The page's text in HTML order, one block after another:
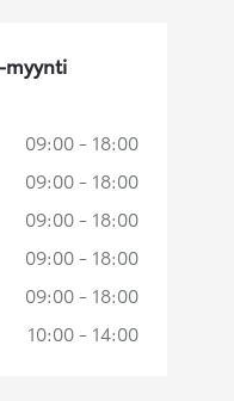
myynti
09:00 - 18:00
09:00 - 18:00
09:00 - 18:00
09:00 - 18:00
09:00 - 18:00
10:00 - 14:00